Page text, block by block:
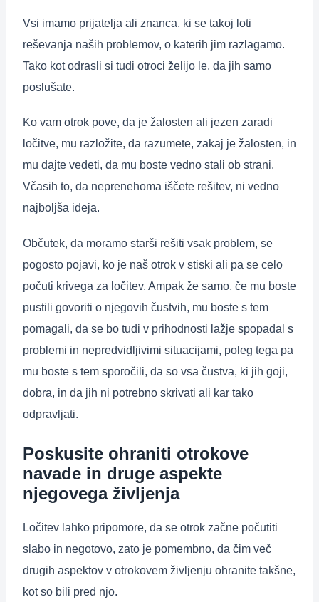
Vsi imamo prijatelja ali znanca, ki se takoj loti
reševanja naših problemov, o katerih jim razlagamo.
Tako kot odrasli si tudi otroci želijo le, da jih samo
poslušate.
Ko vam otrok pove, da je žalosten ali jezen zaradi
ločitve, mu razložite, da razumete, zakaj je žalosten, in
mu dajte vedeti, da mu boste vedno stali ob strani.
Včasih to, da neprenehoma iščete rešitev, ni vedno
najboljša ideja.
Občutek, da moramo starši rešiti vsak problem, se
pogosto pojavi, ko je naš otrok v stiski ali pa se celo
počuti krivega za ločitev. Ampak že samo, če mu boste
pustili govoriti o njegovih čustvih, mu boste s tem
pomagali, da se bo tudi v prihodnosti lažje spopadal s
problemi in nepredvidljivimi situacijami, poleg tega pa
mu boste s tem sporočili, da so vsa čustva, ki jih goji,
dobra, in da jih ni potrebno skrivati ali kar tako
odpravljati.
Poskusite ohraniti otrokove
navade in druge aspekte
njegovega življenja
Ločitev lahko pripomore, da se otrok začne počutiti
slabo in negotovo, zato je pomembno, da čim več
drugih aspektov v otrokovem življenju ohranite takšne,
kot so bili pred njo.